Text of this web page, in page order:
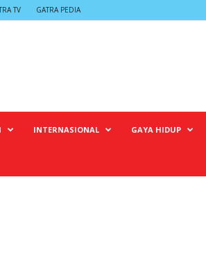
TV GATRA PEDIA
INTERNASIONAL GAYA HIDUP